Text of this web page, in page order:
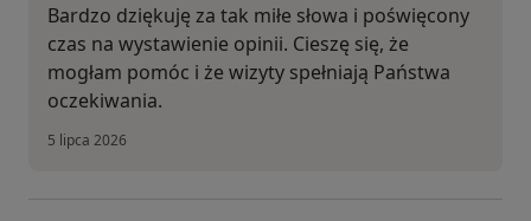
Bardzo dziękuję za tak miłe słowa i poświęcony
czas na wystawienie opinii. Cieszę się, że
mogłam pomóc i że wizyty spełniają Państwa
oczekiwania.
5 lipca 2026